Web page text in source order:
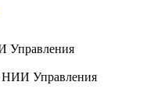
Управления
Управления